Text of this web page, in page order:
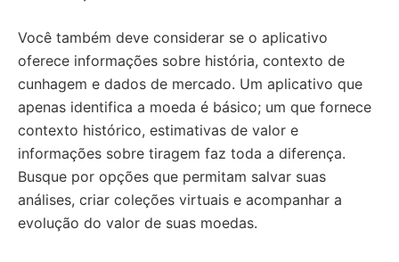
Você também deve considerar se o aplicativo
oferece informações sobre história, contexto de
cunhagem e dados de mercado. Um aplicativo que
apenas identifica a moeda é básico; um que fornece
contexto histórico, estimativas de valor e
informações sobre tiragem faz toda a diferença.
Busque por opções que permitam salvar suas
análises, criar coleções virtuais e acompanhar a
evolução do valor de suas moedas.